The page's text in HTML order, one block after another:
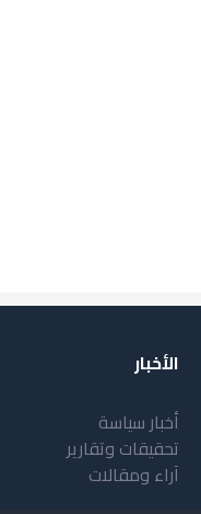
الأخبار
أخبار سياسة
تحقيقات وتقارير
آراء ومقالات